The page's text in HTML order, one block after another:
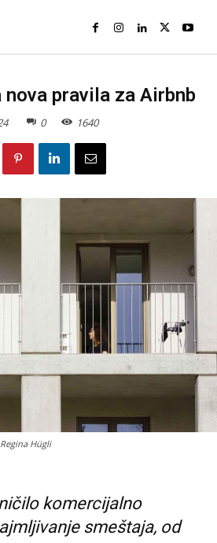
nova pravila za Airbnb
0 1640
Hügli
komercijalno
smeštaja, od